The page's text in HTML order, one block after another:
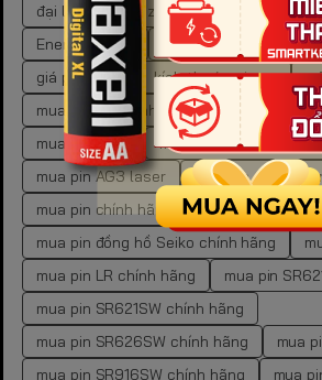
đại lý pin energizer chính hãng
Energizer Max
Energizer Max AA
giá pin gp aa
kích thước pin aa
mua pin 9V chính hãng
mua pin aa
mua pin AG10
mua pin AG10 đồng hồ
mua pin AG3 laser
mua pin AG3
mua pin chính hãng
mua pin cr2450
mua pin đồng hồ Seiko chính hãng
mua pin LR chính hãng
mua pin
mua pin SR621SW chính hãng
mua pin SR626SW chính hãng
mua
mua pin SR916SW chính hãng
mua